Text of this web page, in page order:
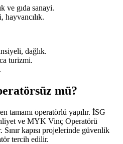
ve gıda sanayi.
hayvancılık.
dağlık.
turizmi.
mü?
tamamı operatörlü yapılır. İSG
ve MYK Vinç Operatörü
Sınır kapısı projelerinde güvenlik
tercih edilir.